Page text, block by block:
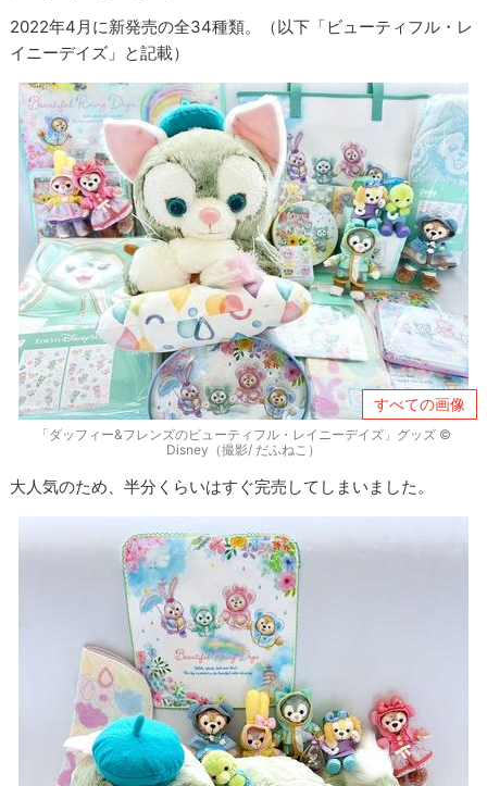
2022年4月に新発売の全34種類。（以下「ビューティフル・レ
イニーデイズ」と記載）
すべての画像
「ダッフィー&フレンズのビューティフル・レイニーデイズ」グッズ ©
Disney（撮影/ だふねこ）
大人気のため、半分くらいはすぐ完売してしまいました。